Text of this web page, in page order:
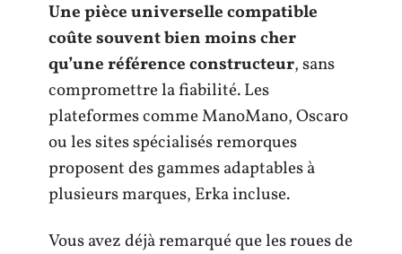
Une pièce universelle compatible
coûte souvent bien moins cher
qu’une référence constructeur, sans
compromettre la fiabilité. Les
plateformes comme ManoMano, Oscaro
ou les sites spécialisés remorques
proposent des gammes adaptables à
plusieurs marques, Erka incluse.
Vous avez déjà remarqué que les roues de